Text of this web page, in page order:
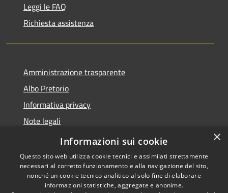
Leggi le FAQ
Richiesta assistenza
Amministrazione trasparente
Albo Pretorio
Informativa privacy
Note legali
Dichiarazione di accessibilità
Copyright © 2026 • Comune di
×
Informazioni sui cookie
Questo sito web utilizza cookie tecnici e assimilati strettamente
necessari al corretto funzionamento e alla navigazione del sito,
nonché un cookie tecnico analitico al solo fine di elaborare
informazioni statistiche, aggregate e anonime.